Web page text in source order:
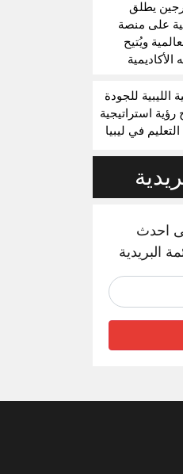
يطلق
على منصة
ويُتيح
الليبية للجودة
رؤية استراتيجية
في ليبيا
احدث
البريدية